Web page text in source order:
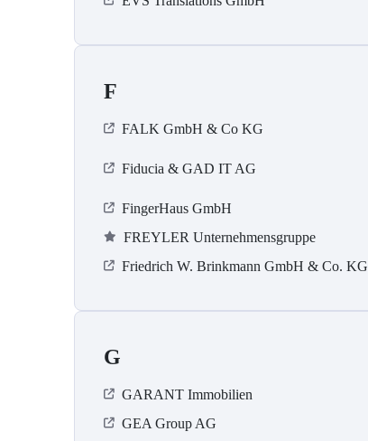
F
FALK GmbH & Co KG
Fiducia & GAD IT AG
FingerHaus GmbH
FREYLER Unternehmensgruppe
Friedrich W. Brinkmann GmbH & Co. KG
G
GARANT Immobilien
GEA Group AG